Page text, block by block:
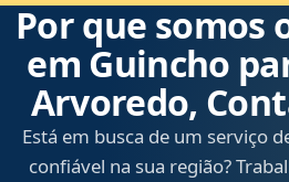
Por que somos
em Guincho
Arvoredo,
Está em busca de um serviço
confiável na sua região?